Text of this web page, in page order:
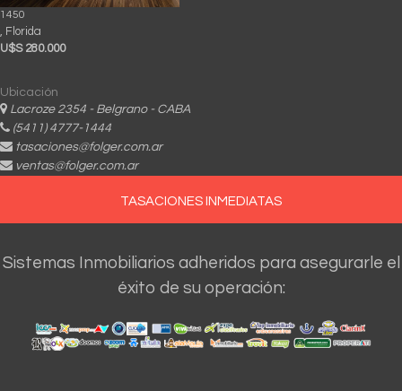
1450
, Florida
U$S 280.000
Ubicación
Lacroze 2354 - Belgrano - CABA
(5411) 4777-1444
tasaciones@folger.com.ar
ventas@folger.com.ar
TASACIONES INMEDIATAS
Sistemas Inmobiliarios adheridos para asegurarle el
éxito de su operación: